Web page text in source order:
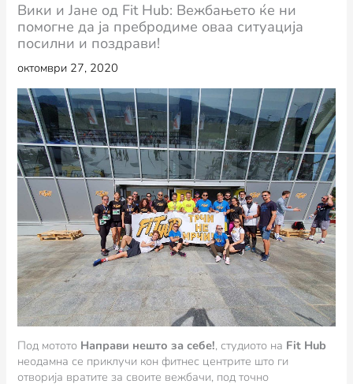
Вики и Јане oд Fit Hub: Вежбањето ќе ни
помогне да ја пребродиме оваа ситуација
посилни и поздрави!
октомври 27, 2020
Под мотото Направи нешто за себе!, студиото на Fit Hub
неодамна се приклучи кон фитнес центрите што ги
отворија вратите за своите вежбачи, под точно